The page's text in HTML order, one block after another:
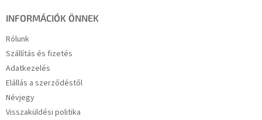
INFORMÁCIÓK ÖNNEK
Rólunk
Szállítás és fizetés
Adatkezelés
Elállás a szerződéstől
Névjegy
Visszaküldési politika